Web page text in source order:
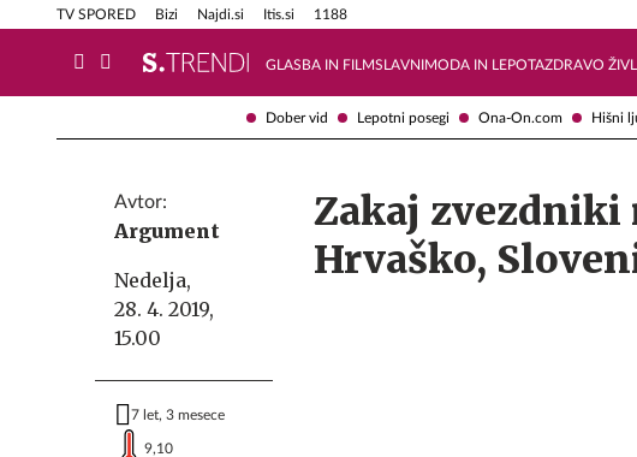
Dober vid Lepotni posegi Ona-On.com Hišni
TV SPORED Bizi Najdi.si Itis.si 1188
GLASBA IN FILMSLAVNIMODA IN LEPOTAZDRAVO
Info in obvestila Tehnik
Avtor:
Argument
Nedelja,
28. 4. 2019,
15.00
7 let, 3 mesece
9,10
Zakaj
Hrvaško,